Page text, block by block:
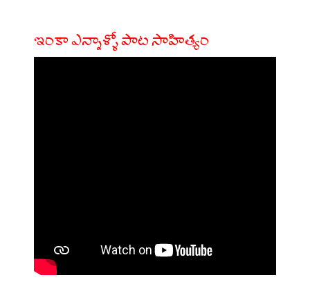
ఇంకా ఎన్నాళ్ళో పాట సాహిత్యం